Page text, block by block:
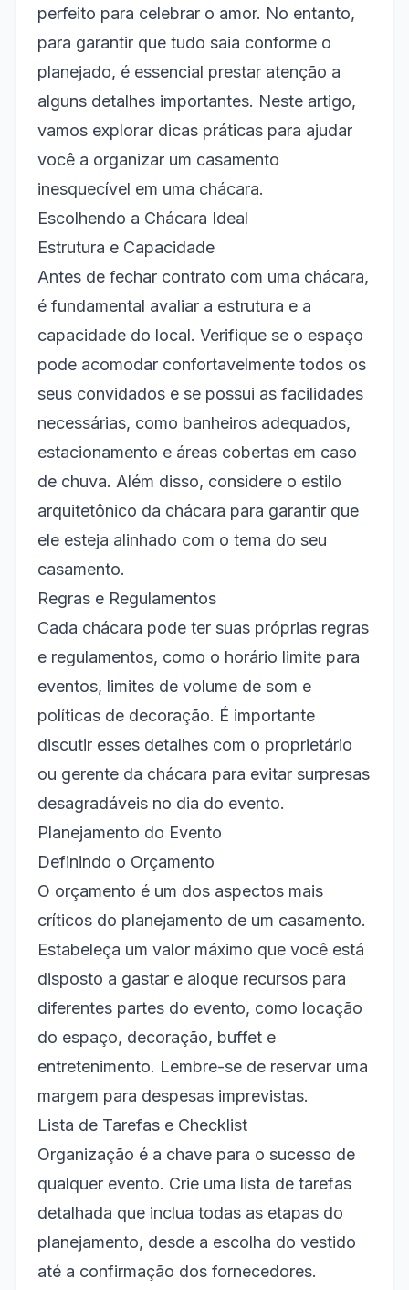
Inspiração Natural
Personalização do Espaço
Buffet e Bolo
Bolo de Casamento
Melhores Práticas e Erros Comuns
Visitas Antecipadas
Considerações Finais
Clima e Previsão do Tempo
Monitoramento do Clima
Entretenimento e Música
Escolha da Trilha Sonora
Atividades Interativas
Facilidades de Acesso
Acomodações Próximas
Documentação e Licenças
Contratos com Fornecedores
Feedback e Avaliações
Avaliação Pós-Evento
Conclusão
perfeito para celebrar o amor. No entanto,
para garantir que tudo saia conforme o
planejado, é essencial prestar atenção a
alguns detalhes importantes. Neste artigo,
vamos explorar dicas práticas para ajudar
você a organizar um casamento
inesquecível em uma chácara.
Escolhendo a Chácara Ideal
Estrutura e Capacidade
Antes de fechar contrato com uma chácara,
é fundamental avaliar a estrutura e a
capacidade do local. Verifique se o espaço
pode acomodar confortavelmente todos os
seus convidados e se possui as facilidades
necessárias, como banheiros adequados,
estacionamento e áreas cobertas em caso
de chuva. Além disso, considere o estilo
arquitetônico da chácara para garantir que
ele esteja alinhado com o tema do seu
casamento.
Regras e Regulamentos
Cada chácara pode ter suas próprias regras
e regulamentos, como o horário limite para
eventos, limites de volume de som e
políticas de decoração. É importante
discutir esses detalhes com o proprietário
ou gerente da chácara para evitar surpresas
desagradáveis no dia do evento.
Planejamento do Evento
Definindo o Orçamento
O orçamento é um dos aspectos mais
críticos do planejamento de um casamento.
Estabeleça um valor máximo que você está
disposto a gastar e aloque recursos para
diferentes partes do evento, como locação
do espaço, decoração, buffet e
entretenimento. Lembre-se de reservar uma
margem para despesas imprevistas.
Lista de Tarefas e Checklist
Organização é a chave para o sucesso de
qualquer evento. Crie uma lista de tarefas
detalhada que inclua todas as etapas do
planejamento, desde a escolha do vestido
até a confirmação dos fornecedores.